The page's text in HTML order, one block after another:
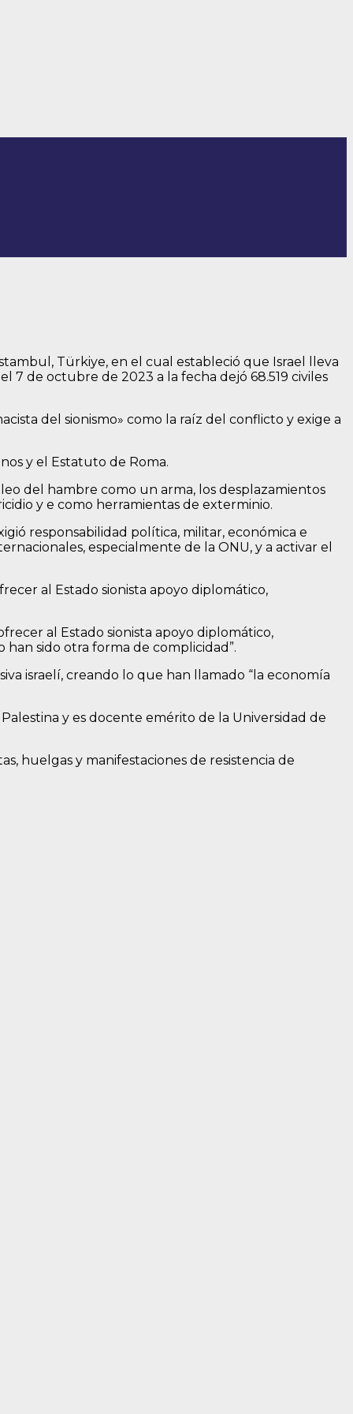
Türkiye, en el cual estableció que Israel lleva
7 de octubre de 2023 a la fecha dejó 68.519 civiles
del sionismo» como la raíz del conflicto y exige a
y el Estatuto de Roma.
del hambre como un arma, los desplazamientos
y e como herramientas de exterminio.
responsabilidad política, militar, económica e
especialmente de la ONU, y a activar el
al Estado sionista apoyo diplomático,
al Estado sionista apoyo diplomático,
sido otra forma de complicidad”.
israelí, creando lo que han llamado “la economía
y es docente emérito de la Universidad de
huelgas y manifestaciones de resistencia de